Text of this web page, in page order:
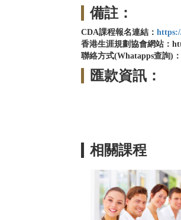
備註：
CDA課程報名連結：
香港生涯規劃協會網站：
聯絡方式(Whatapps查詢)：
匯款資訊：
相關課程